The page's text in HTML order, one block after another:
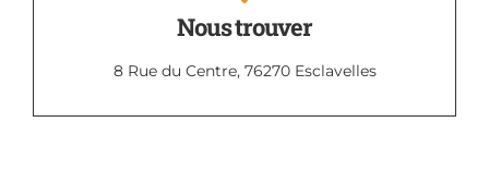
Nous trouver
8 Rue du Centre, 76270 Esclavelles